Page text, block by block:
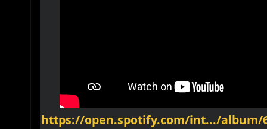
https://open.spotify.com/int.../album/